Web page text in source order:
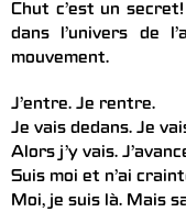
Chut c’est un
dans l’univers de
mouvement.
J’entre. Je rentre.
Je vais dedans. Je
Alors j’y vais.
Suis moi et n’ai
Moi, je suis là. Mais